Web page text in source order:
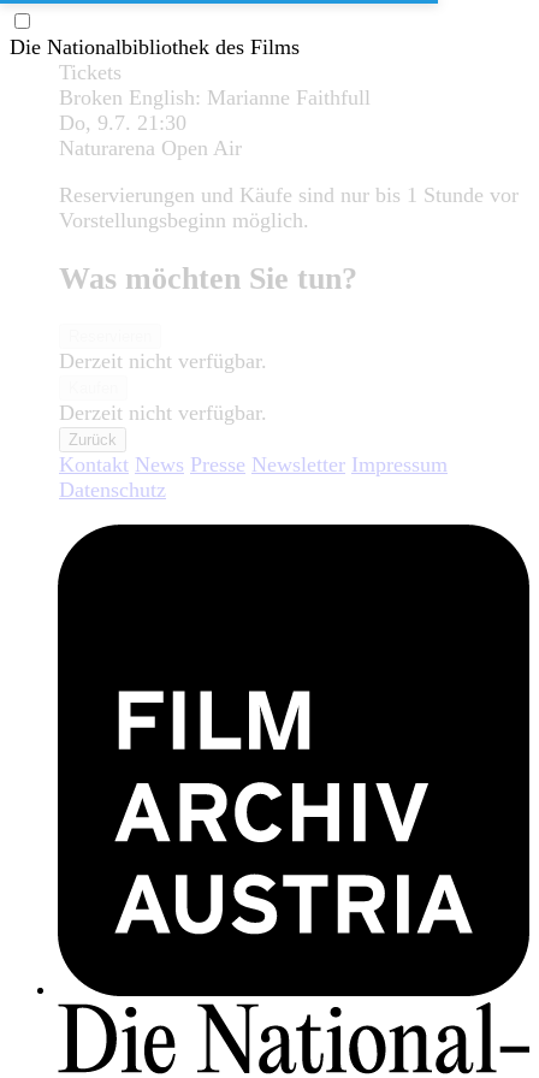
Die Nationalbibliothek des Films
Tickets
Broken English: Marianne Faithfull
Do, 9.7. 21:30
Naturarena Open Air
Reservierungen und Käufe sind nur bis 1 Stunde vor
Vorstellungsbeginn möglich.
Was möchten Sie tun?
Derzeit nicht verfügbar.
Derzeit nicht verfügbar.
Zurück
Kontakt News Presse Newsletter Impressum
Datenschutz